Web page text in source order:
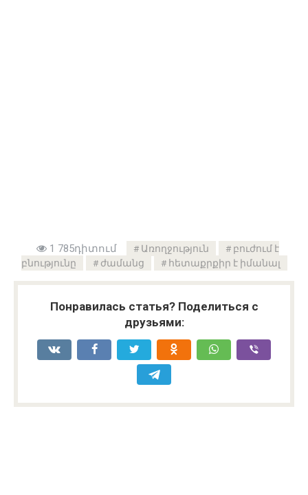
1 785դիտում Առողջություն
բուժում է
բնությունը
ժամանց հետաքրքիր է իմանալ
Понравилась статья? Поделиться с
друзьями: